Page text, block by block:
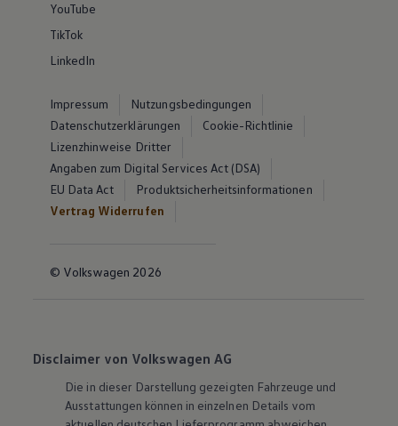
YouTube
TikTok
LinkedIn
Impressum
Nutzungsbedingungen
Datenschutzerklärungen
Cookie-Richtlinie
Lizenzhinweise Dritter
Angaben zum Digital Services Act (DSA)
EU Data Act
Produktsicherheitsinformationen
Vertrag Widerrufen
© Volkswagen 2026
Disclaimer von Volkswagen AG
Die in dieser Darstellung gezeigten Fahrzeuge und
Ausstattungen können in einzelnen Details vom